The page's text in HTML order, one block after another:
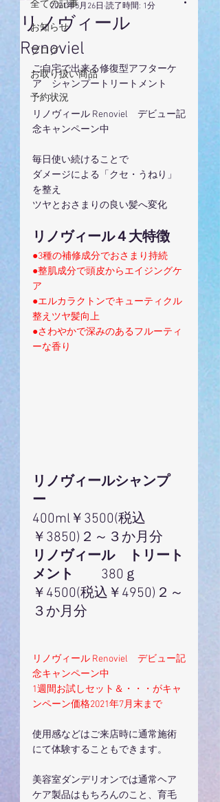
全ての記事
お知らせ
ブログ
お取り扱い商品
予約状況
リノヴィール
Renoviel
2021年5月26日 読了時間: 1分
ご自宅で出来る修復型アフターケ
ア　シャンプートリートメント
リノヴィール Renoviel　デビュー記
念キャンペーン中
毎日使い続けることで
ダメージによる「クセ・うねり」
を整え
ツヤとおさまりの良い髪へ変化
リノヴィール４大特徴
●3種の補修成分でおさまり持続
●整肌成分で頭皮からエイジングケ
ア
●エルカラクトンでキューティクル
整えツヤ髪向上
●さわやかで深みのあるフルーティ
ーな香り
リノヴィールシャンプ
ー
400ml￥3500(税込
￥3850)２～３か月分
リノヴィール　トリート
メント 380ｇ
￥4500(税込￥4950)２～
３か月分
リノヴィール Renoviel　デビュー記
念キャンペーン中
1週間お試しセット＆・・・がキャ
ンペーン価格2021年7月末まで
使用感などはご来店時に通常施術
にて体験することもできます。
美容室ダンデリオンでは通常ヘア
ケア製品はもちろんのこと、育毛